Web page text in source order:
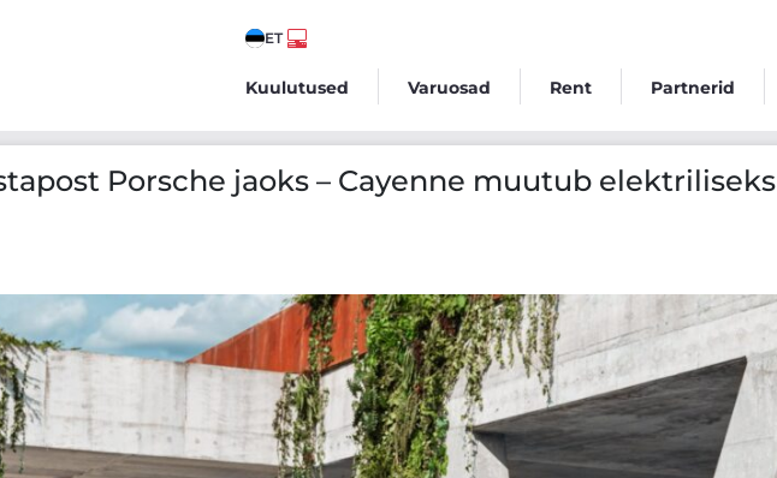
ET
Kuulutused Varuosad Rent Partnerid
jaoks – Cayenne muutub elektriliseks
Porsche jaoks – Cayenne muutub elektriliseks